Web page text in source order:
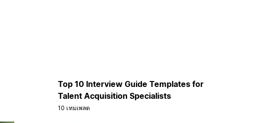
Top 10 Interview Guide Templates for
Talent Acquisition Specialists
10 เทมเพลต